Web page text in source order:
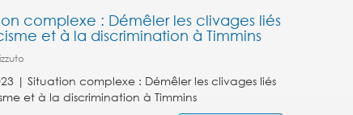
complexe : Démêler les clivages liés
et à la discrimination à Timmins
| Situation complexe : Démêler les clivages liés
et à la discrimination à Timmins